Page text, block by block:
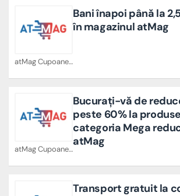
atMag Cupoane
Bani înapoi până la
în magazinul atMag
atMag Cupoane
Bucurați-vă de
peste 60% la
categoria Mega
atMag
Transport gratuit la